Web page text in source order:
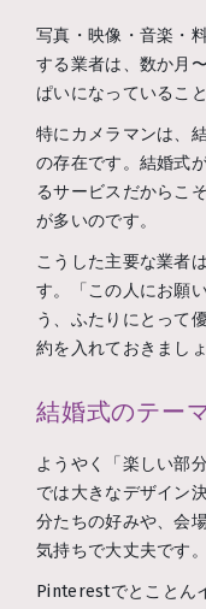
写真・映像・音楽・
する業者は、数か月
ぱいになっているこ
特にカメラマンは、
の存在です。結婚式
るサービスだからこ
が多いのです。
こうした主要な業者
す。「この人にお願
う、ふたりにとって
約を入れておきましょ
結婚式のテー
ようやく「楽しい部
では大きなデザイン
分たちの好みや、会
気持ちで大丈夫です。
Pinterestでとことん